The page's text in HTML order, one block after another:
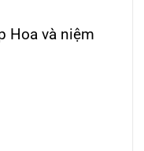
Hoa và niệm